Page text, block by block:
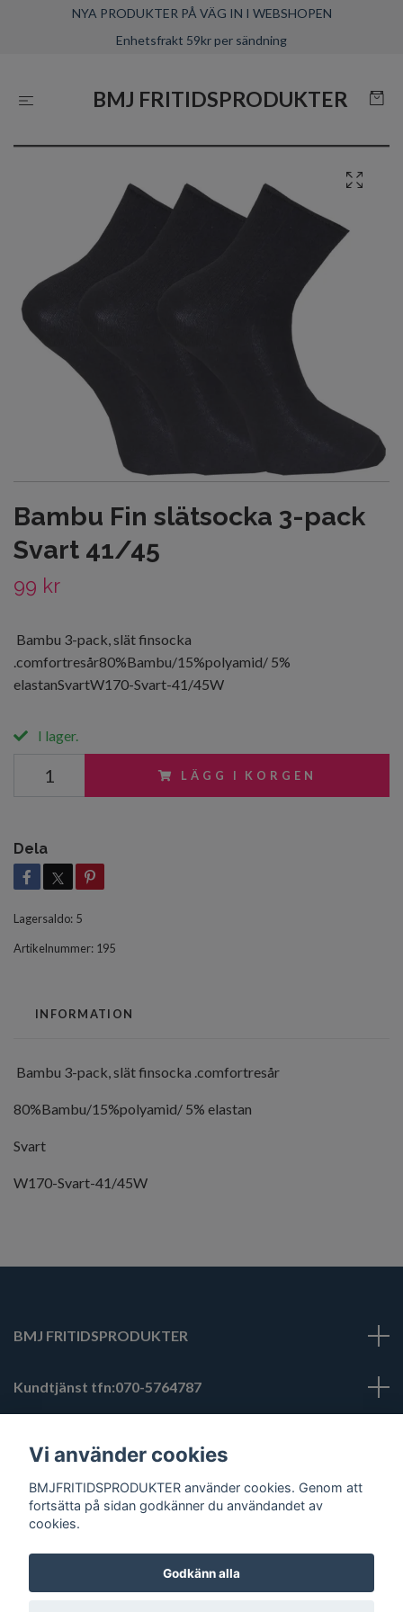
NYA PRODUKTER PÅ VÄG IN I WEBSHOPEN
Enhetsfrakt 59kr per sändning
BMJ FRITIDSPRODUKTER
Bambu Fin slätsocka 3-pack
Svart 41/45
99 kr
Bambu 3-pack, slät finsocka
.comfortresår80%Bambu/15%polyamid/ 5%
elastanSvartW170-Svart-41/45W
I lager.
LÄGG I KORGEN
Dela
Lagersaldo: 5
Artikelnummer: 195
INFORMATION
Bambu 3-pack, slät finsocka .comfortresår
80%Bambu/15%polyamid/ 5% elastan
Svart
W170-Svart-41/45W
BMJ FRITIDSPRODUKTER
Kundtjänst tfn:070-5764787
Sociala medier
Vi använder cookies
BMJFRITIDSPRODUKTER använder cookies. Genom att
fortsätta på sidan godkänner du användandet av
cookies.
Godkänn alla